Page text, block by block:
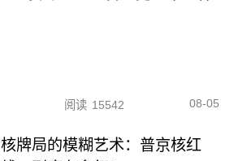
阅读 15542 08-05
核牌局的模糊艺术：普京核红